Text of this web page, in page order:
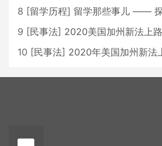
8 [留学历程] 留学那些事儿 —— 探秘加州理
9 [民事法] 2020美国加州新法上路
10 [民事法] 2020年美国加州新法